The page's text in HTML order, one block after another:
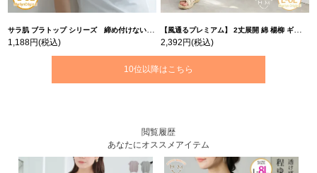
サラ肌 ブラトップ シリーズ 締め付けない リブ タンクトップ | 大きいサイズの通販ならハッピーマリリン
1,188円(税込)
【風通るプレミアム】 2丈展開 綿 楊柳 ギャザー フレア スカンツ 【ウェストゴム】 | 大きいサイズの通販ならハッピーマリリン
2,392円(税込)
10位以降はこちら
閲覧履歴
あなたにオススメアイテム